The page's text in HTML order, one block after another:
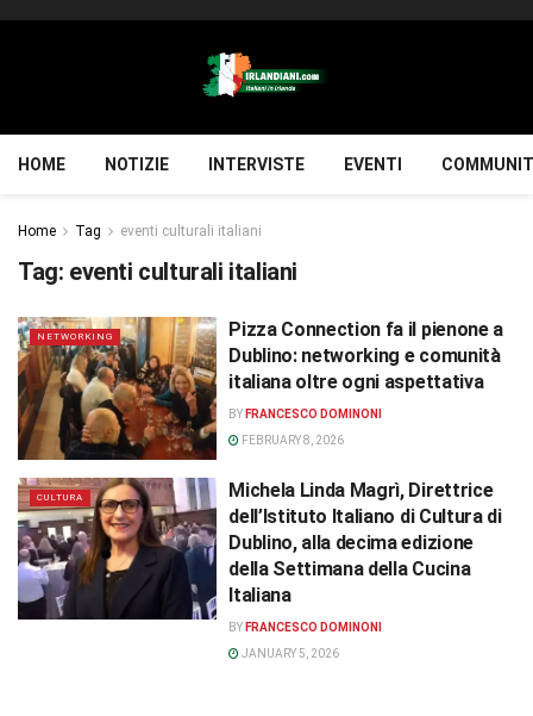
HOME NOTIZIE INTERVISTE EVENTI
Home Tag eventi culturali italiani
Tag: eventi culturali italiani
NETWORKING
Pizza Connection fa il pienone a
Dublino: networking e comunità
italiana oltre ogni aspettativa
BY FRANCESCO DOMINONI
FEBRUARY 8, 2026
CULTURA
Michela Linda Magrì, Direttrice
dell’Istituto Italiano di Cultura di
Dublino, alla decima edizione
della Settimana della Cucina
Italiana
BY FRANCESCO DOMINONI
JANUARY 5, 2026